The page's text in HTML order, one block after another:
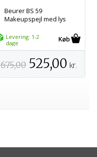
Beurer BS 59
Makeupspejl med lys
Levering: 1-2
dage
675,00 525,00 kr.